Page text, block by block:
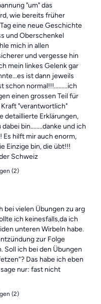
"um" das
wie bereits früher
eine neue Geschichte
und Oberschenkel
mich in allen
und vergesse hin
mein linkes Gelenk gar
ist dann jeweils
schon normal!!!.........ich
einen grossen Teil für
"verantwortlich"
detaillierte Erklärungen,
bin........danke und ich
hilft mir auch enorm,
Einzige bin, die übt!!!
Schweiz
(2)
bei vielen Übungen zu arg
ich keinesfalls,da ich
unteren Wirbeln habe.
zur Folge
Soll ich bei den Übungen
Das habe ich eben
nur: fast nicht
(2)